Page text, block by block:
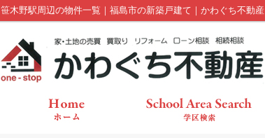
笹木野駅周辺の物件一覧｜福島市の新築戸建て｜かわぐち不動産